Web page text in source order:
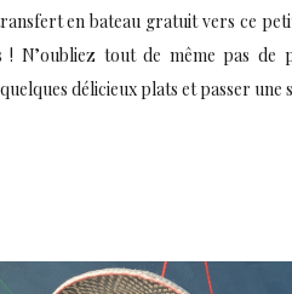
en bateau gratuit vers ce
! N’oubliez tout de même pas
délicieux plats et passer une